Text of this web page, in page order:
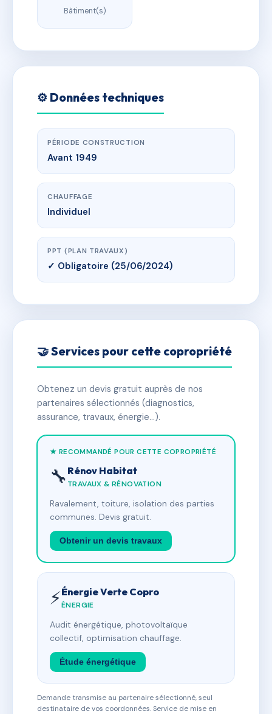
Bâtiment(s)
⚙️ Données techniques
PÉRIODE CONSTRUCTION
Avant 1949
CHAUFFAGE
Individuel
PPT (PLAN TRAVAUX)
✓ Obligatoire (25/06/2024)
🤝 Services pour cette copropriété
Obtenez un devis gratuit auprès de nos
partenaires sélectionnés (diagnostics,
assurance, travaux, énergie…).
★ RECOMMANDÉ POUR CETTE COPROPRIÉTÉ
🔧 Rénov Habitat
TRAVAUX & RÉNOVATION
Ravalement, toiture, isolation des parties
communes. Devis gratuit.
Obtenir un devis travaux
⚡Énergie Verte Copro
ÉNERGIE
Audit énergétique, photovoltaïque
collectif, optimisation chauffage.
Étude énergétique
Demande transmise au partenaire sélectionné, seul
destinataire de vos coordonnées. Service de mise en